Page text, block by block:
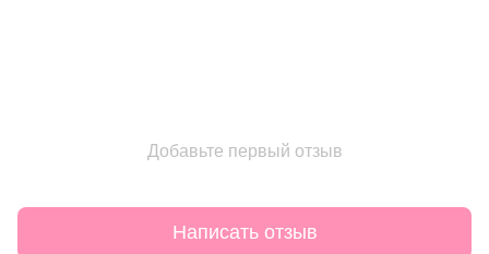
Добавьте первый отзыв
Написать отзыв